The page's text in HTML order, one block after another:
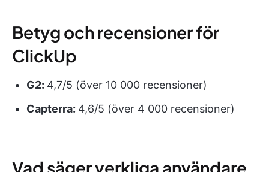
Betyg och recensioner för
ClickUp
G2: 4,7/5 (över 10 000 recensioner)
Capterra: 4,6/5 (över 4 000 recensioner)
Vad säger verkliga användare